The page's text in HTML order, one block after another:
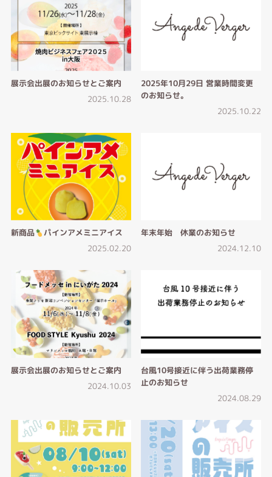
展示会出展のお知らせとご案内
2025.10.28
2025年10月29日 営業時間変更
のお知らせ。
2025.10.22
新商品
パインアメミニアイス
2025.02.20
年末年始 休業のお知らせ
2024.12.10
展示会出展のお知らせとご案内
2024.10.03
台風10号接近に伴う出荷業務停
止のお知らせ
2024.08.29